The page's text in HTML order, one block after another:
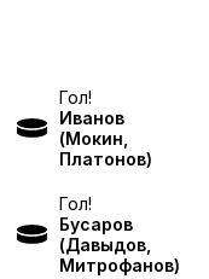
Гол!
Иванов
(Мокин,
Платонов)
Гол!
Бусаров
(Давыдов,
Митрофанов)